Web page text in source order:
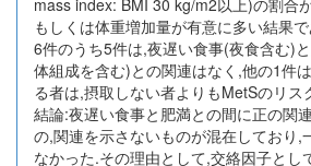
mass index: BMI 30 kg/m2以上)の割合
もしくは体重増加量が有意に多い結果
6件のうち5件は,夜遅い食事(夜食含む)
体組成を含む)との関連はなく,他の1件
る者は,摂取しない者よりもMetSのリス
結論:夜遅い食事と肥満との間に正の関
の,関連を示さないものが混在しており,
なかった.その理由として,交絡因子とし